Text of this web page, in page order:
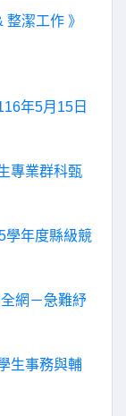
潔工作 》
年5月15日
專業群科甄
學年度縣級競
網－急難紓
生事務與輔